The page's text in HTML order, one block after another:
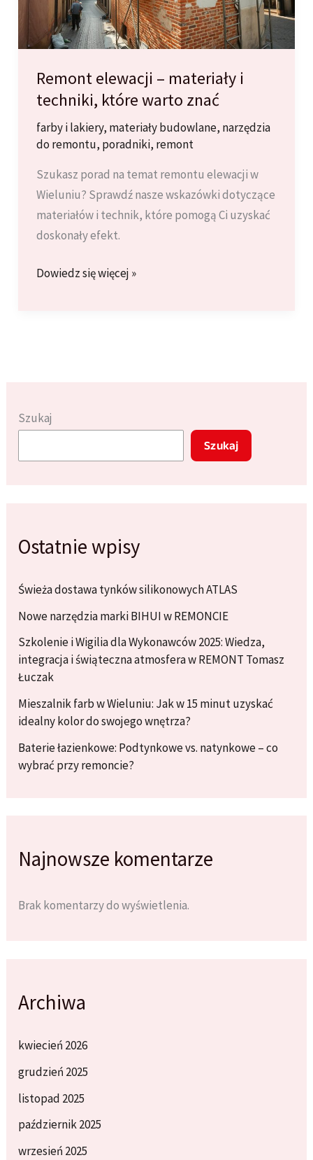
Remont elewacji – materiały i
techniki, które warto znać
farby i lakiery, materiały budowlane, narzędzia
do remontu, poradniki, remont
Szukasz porad na temat remontu elewacji w
Wieluniu? Sprawdź nasze wskazówki dotyczące
materiałów i technik, które pomogą Ci uzyskać
doskonały efekt.
Remont
warto
znać
Dowiedz się więcej »
Szukaj
Szukaj
Ostatnie wpisy
Świeża dostawa tynków silikonowych ATLAS
Nowe narzędzia marki BIHUI w REMONCIE
Szkolenie i Wigilia dla Wykonawców 2025: Wiedza,
integracja i świąteczna atmosfera w REMONT Tomasz
Łuczak
Mieszalnik farb w Wieluniu: Jak w 15 minut uzyskać
idealny kolor do swojego wnętrza?
Baterie łazienkowe: Podtynkowe vs. natynkowe – co
wybrać przy remoncie?
Najnowsze komentarze
Brak komentarzy do wyświetlenia.
Archiwa
kwiecień 2026
grudzień 2025
listopad 2025
październik 2025
wrzesień 2025